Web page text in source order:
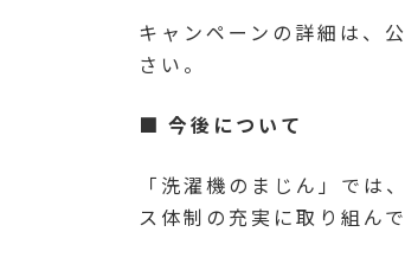
キャンペーンの詳細は、
さい。
■ 今後について
「洗濯機のまじん」では
ス体制の充実に取り組ん